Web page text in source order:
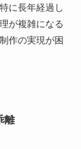
に長年経過し
が複雑になる
作の実現が困
離